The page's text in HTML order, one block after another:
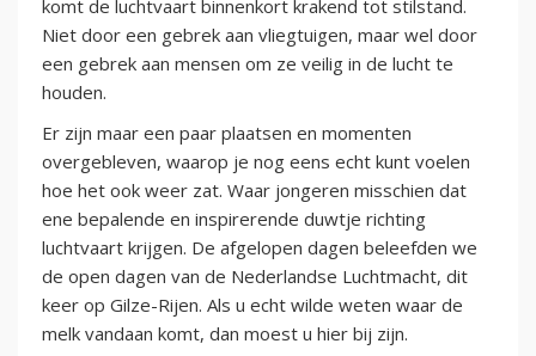
komt de luchtvaart binnenkort krakend tot stilstand.
Niet door een gebrek aan vliegtuigen, maar wel door
een gebrek aan mensen om ze veilig in de lucht te
houden.
Er zijn maar een paar plaatsen en momenten
overgebleven, waarop je nog eens echt kunt voelen
hoe het ook weer zat. Waar jongeren misschien dat
ene bepalende en inspirerende duwtje richting
luchtvaart krijgen. De afgelopen dagen beleefden we
de open dagen van de Nederlandse Luchtmacht, dit
keer op Gilze-Rijen. Als u echt wilde weten waar de
melk vandaan komt, dan moest u hier bij zijn.